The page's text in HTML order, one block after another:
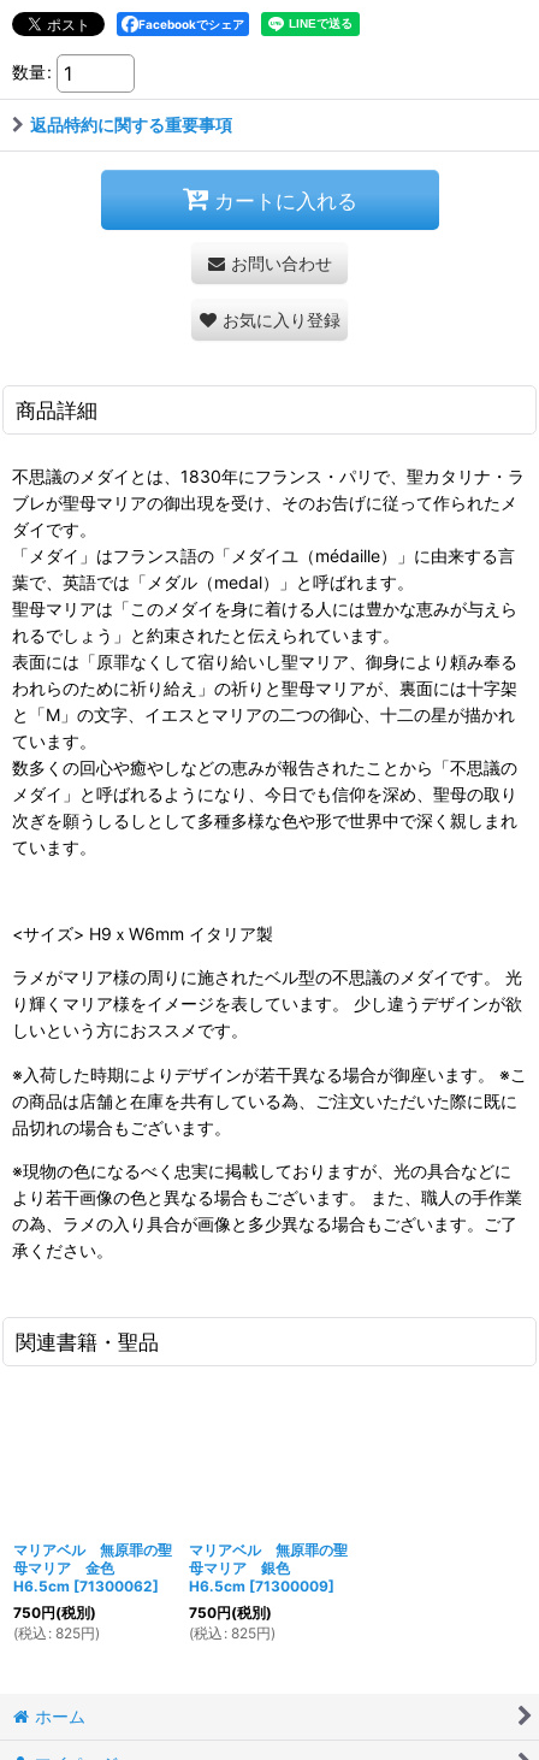
Facebookでシェア
数量:
返品特約に関する重要事項
カートに入れる
お問い合わせ
お気に入り登録
商品詳細
不思議のメダイとは、1830年にフランス・パリで、聖カタリナ・ラ
ブレが聖母マリアの御出現を受け、そのお告げに従って作られたメ
ダイです。
「メダイ」はフランス語の「メダイユ（médaille）」に由来する言
葉で、英語では「メダル（medal）」と呼ばれます。
聖母マリアは「このメダイを身に着ける人には豊かな恵みが与えら
れるでしょう」と約束されたと伝えられています。
表面には「原罪なくして宿り給いし聖マリア、御身により頼み奉る
われらのために祈り給え」の祈りと聖母マリアが、裏面には十字架
と「M」の文字、イエスとマリアの二つの御心、十二の星が描かれ
ています。
数多くの回心や癒やしなどの恵みが報告されたことから「不思議の
メダイ」と呼ばれるようになり、今日でも信仰を深め、聖母の取り
次ぎを願うしるしとして多種多様な色や形で世界中で深く親しまれ
ています。
<サイズ> H9ｘW6mm イタリア製
ラメがマリア様の周りに施されたベル型の不思議のメダイです。 光
り輝くマリア様をイメージを表しています。 少し違うデザインが欲
しいという方におススメです。
※入荷した時期によりデザインが若干異なる場合が御座います。 ※こ
の商品は店舗と在庫を共有している為、ご注文いただいた際に既に
品切れの場合もございます。
※現物の色になるべく忠実に掲載しておりますが、光の具合などに
より若干画像の色と異なる場合もございます。 また、職人の手作業
の為、ラメの入り具合が画像と多少異なる場合もございます。ご了
承ください。
関連書籍・聖品
マリアベル 無原罪の聖
母マリア 金色
H6.5cm [71300062]
750円(税別)
(税込 : 825円)
マリアベル 無原罪の聖
母マリア 銀色
H6.5cm [71300009]
750円(税別)
(税込 : 825円)
ホーム